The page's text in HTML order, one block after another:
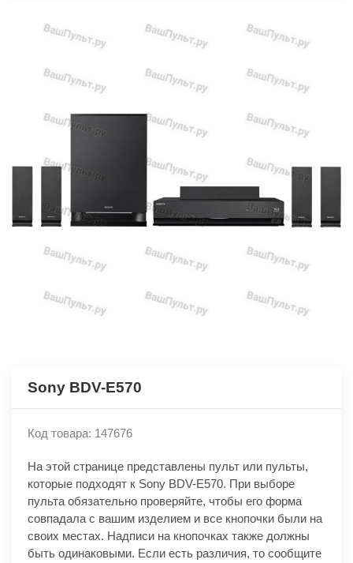
Sony BDV-E570
Код товара: 147676
На этой странице представлены пульт или пульты,
которые подходят к Sony BDV-E570. При выборе
пульта обязательно проверяйте, чтобы его форма
совпадала с вашим изделием и все кнопочки были на
своих местах. Надписи на кнопочках также должны
быть одинаковыми. Если есть различия, то сообщите